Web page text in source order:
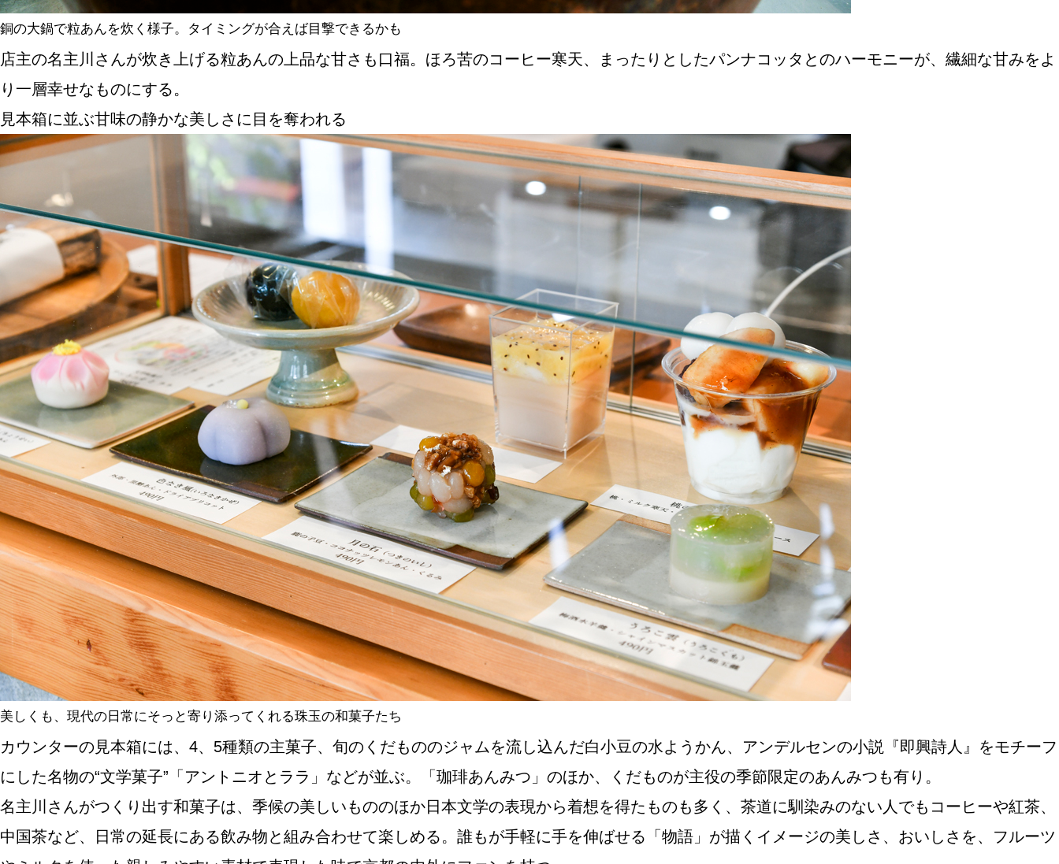
銅の大鍋で粒あんを炊く様子。タイミングが合えば目撃できるかも
店主の名主川さんが炊き上げる粒あんの上品な甘さも口福。ほろ苦のコーヒー寒天、まったりとしたパンナコッタとのハーモニーが、繊細な甘みをよ
り一層幸せなものにする。
見本箱に並ぶ甘味の静かな美しさに目を奪われる
美しくも、現代の日常にそっと寄り添ってくれる珠玉の和菓子たち
カウンターの見本箱には、4、5種類の主菓子、旬のくだもののジャムを流し込んだ白小豆の水ようかん、アンデルセンの小説『即興詩人』をモチーフ
にした名物の“文学菓子”「アントニオとララ」などが並ぶ。「珈琲あんみつ」のほか、くだものが主役の季節限定のあんみつも有り。
名主川さんがつくり出す和菓子は、季候の美しいもののほか日本文学の表現から着想を得たものも多く、茶道に馴染みのない人でもコーヒーや紅茶、
中国茶など、日常の延長にある飲み物と組み合わせて楽しめる。誰もが手軽に手を伸ばせる「物語」が描くイメージの美しさ、おいしさを、フルーツ